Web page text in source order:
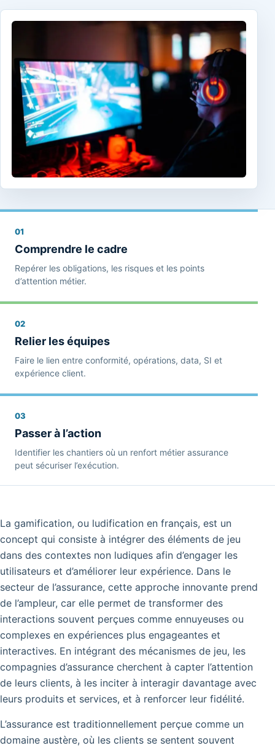
01
Comprendre le cadre
Repérer les obligations, les risques et les points
d’attention métier.
02
Relier les équipes
Faire le lien entre conformité, opérations, data, SI et
expérience client.
03
Passer à l’action
Identifier les chantiers où un renfort métier assurance
peut sécuriser l’exécution.
La gamification, ou ludification en français, est un
concept qui consiste à intégrer des éléments de jeu
dans des contextes non ludiques afin d’engager les
utilisateurs et d’améliorer leur expérience. Dans le
secteur de l’assurance, cette approche innovante prend
de l’ampleur, car elle permet de transformer des
interactions souvent perçues comme ennuyeuses ou
complexes en expériences plus engageantes et
interactives. En intégrant des mécanismes de jeu, les
compagnies d’assurance cherchent à capter l’attention
de leurs clients, à les inciter à interagir davantage avec
leurs produits et services, et à renforcer leur fidélité.
L’assurance est traditionnellement perçue comme un
domaine austère, où les clients se sentent souvent